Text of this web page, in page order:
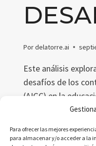
Para ofrecer las mejores
para almacenar y/o acceder a la
Pordelatorre.ai
Este análisis
desafíos de los
(AIGC) en la
cómo AIGC
riesgos como la